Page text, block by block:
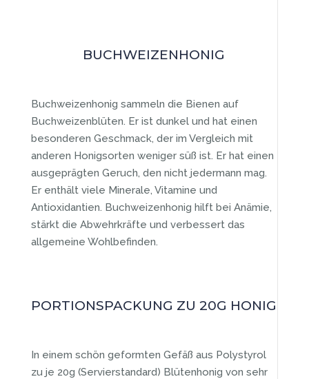
BUCHWEIZENHONIG
Buchweizenhonig sammeln die Bienen auf
Buchweizenblüten. Er ist dunkel und hat einen
besonderen Geschmack, der im Vergleich mit
anderen Honigsorten weniger süß ist. Er hat einen
ausgeprägten Geruch, den nicht jedermann mag.
Er enthält viele Minerale, Vitamine und
Antioxidantien. Buchweizenhonig hilft bei Anämie,
stärkt die Abwehrkräfte und verbessert das
allgemeine Wohlbefinden.
PORTIONSPACKUNG ZU 20G HONIG
In einem schön geformten Gefäß aus Polystyrol
zu je 20g (Servierstandard) Blütenhonig von sehr